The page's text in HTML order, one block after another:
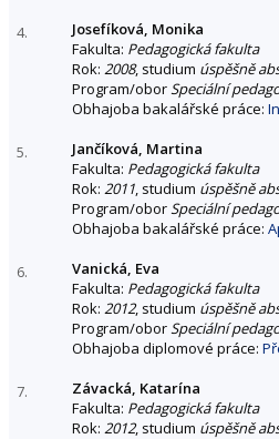
4.
Josefíková, Monika
Fakulta: Pedagogická fakulta
Rok: 2008, studium úspěšně
Program/oborSpeciální
Obhajoba bakalářské práce:
5.
Jančíková, Martina
Fakulta: Pedagogická fakulta
Rok: 2011, studium úspěšně
Program/oborSpeciální
Obhajoba bakalářské práce:
6.
Vanická, Eva
Fakulta: Pedagogická fakulta
Rok: 2012, studium úspěšně
Program/oborSpeciální
Obhajoba diplomové práce:
7.
Závacká, Katarína
Fakulta: Pedagogická fakulta
Rok: 2012, studium úspěšně